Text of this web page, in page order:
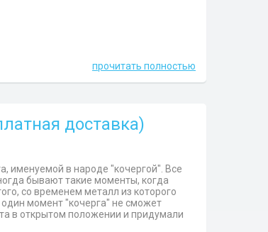
прочитать полностью
доставка)
именуемой в народе "кочергой". Все
бывают такие моменты, когда
со временем металл из которого
один момент "кочерга" не сможет
в открытом положении и придумали